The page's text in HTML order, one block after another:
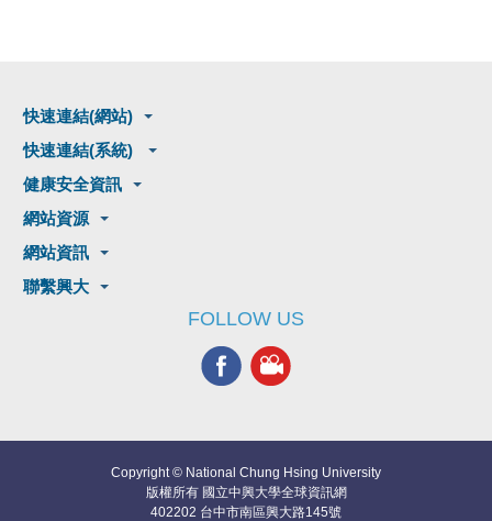
快速連結(網站)
快速連結(系統)
健康安全資訊
網站資源
網站資訊
聯繫興大
FOLLOW US
Copyright © National Chung Hsing University
版權所有 國立中興大學全球資訊網
402202 台中市南區興大路145號